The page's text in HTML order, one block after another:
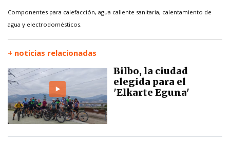
Componentes para calefacción, agua caliente sanitaria, calentamiento de
agua y electrodomésticos.
+ noticias relacionadas
Bilbo, la ciudad
elegida para el
'Elkarte Eguna'